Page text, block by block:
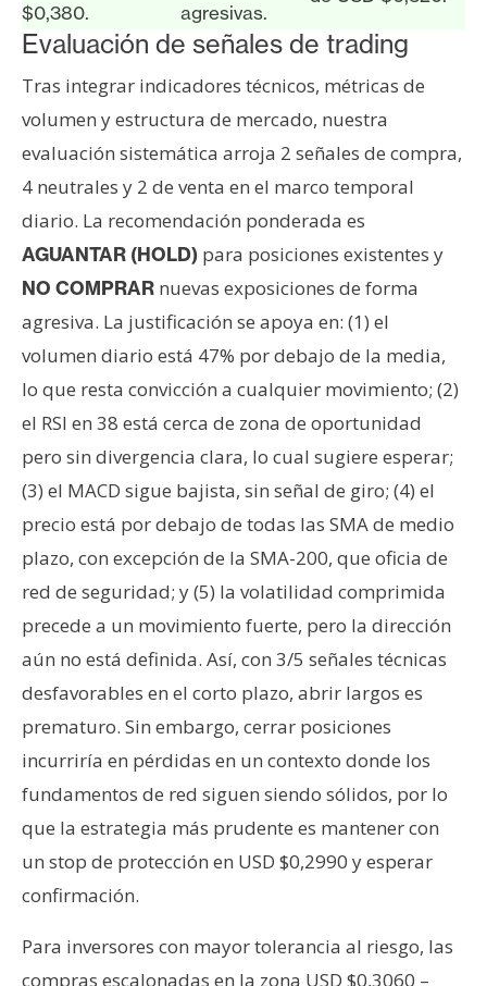
$0,380.
agresivas.
Evaluación de señales de trading
Tras integrar indicadores técnicos, métricas de
volumen y estructura de mercado, nuestra
evaluación sistemática arroja 2 señales de compra,
4 neutrales y 2 de venta en el marco temporal
diario. La recomendación ponderada es
AGUANTAR (HOLD) para posiciones existentes y
NO COMPRAR nuevas exposiciones de forma
agresiva. La justificación se apoya en: (1) el
volumen diario está 47% por debajo de la media,
lo que resta convicción a cualquier movimiento; (2)
el RSI en 38 está cerca de zona de oportunidad
pero sin divergencia clara, lo cual sugiere esperar;
(3) el MACD sigue bajista, sin señal de giro; (4) el
precio está por debajo de todas las SMA de medio
plazo, con excepción de la SMA-200, que oficia de
red de seguridad; y (5) la volatilidad comprimida
precede a un movimiento fuerte, pero la dirección
aún no está definida. Así, con 3/5 señales técnicas
desfavorables en el corto plazo, abrir largos es
prematuro. Sin embargo, cerrar posiciones
incurriría en pérdidas en un contexto donde los
fundamentos de red siguen siendo sólidos, por lo
que la estrategia más prudente es mantener con
un stop de protección en USD $0,2990 y esperar
confirmación.
Para inversores con mayor tolerancia al riesgo, las
compras escalonadas en la zona USD $0,3060 –